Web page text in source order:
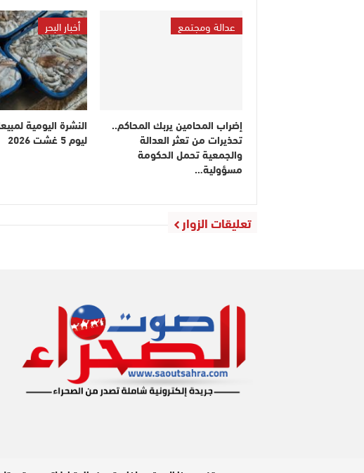
عدالة ومجتمع
إضراب المحامين يربك المحاكم..
تحذيرات من تعثر العدالة
والجمعية تحمل الحكومة
مسؤولية…
أخبار البحر
النشرة اليومية
ليوم 5 غشت 2026
تعليقات الزوار